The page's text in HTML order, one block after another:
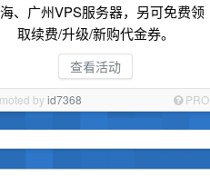
海、广州VPS服务器，另可免费领
取续费/升级/新购代金券。
查看活动
byid7368 PRO